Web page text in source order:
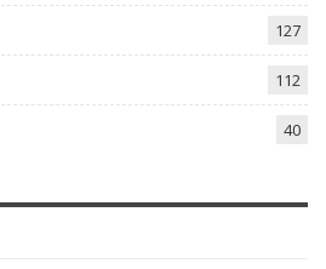
127
112
40